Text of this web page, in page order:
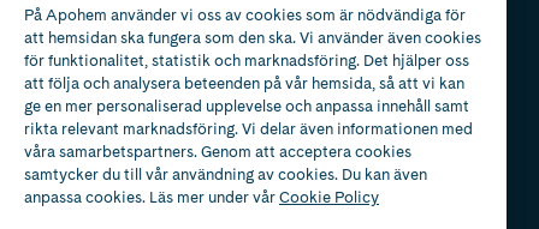
Apotek med tillstånd
av Läkemedelsverket
På Apohem använder vi oss av cookies som är nödvändiga för
att hemsidan ska fungera som den ska. Vi använder även cookies
för funktionalitet, statistik och marknadsföring. Det hjälper oss
att följa och analysera beteenden på vår hemsida, så att vi kan
ge en mer personaliserad upplevelse och anpassa innehåll samt
rikta relevant marknadsföring. Vi delar även informationen med
våra samarbetspartners. Genom att acceptera cookies
samtycker du till vår användning av cookies. Du kan även
anpassa cookies. Läs mer under vårCookie Policy